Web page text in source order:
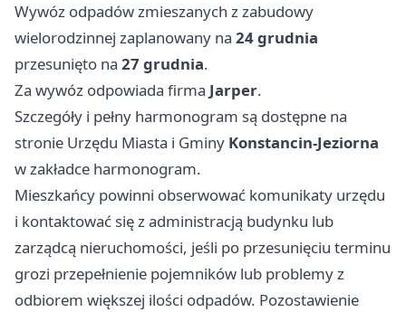
Wywóz odpadów zmieszanych z zabudowy
wielorodzinnej zaplanowany na 24 grudnia
przesunięto na 27 grudnia.
Za wywóz odpowiada firma Jarper.
Szczegóły i pełny harmonogram są dostępne na
stronie Urzędu Miasta i Gminy Konstancin-Jeziorna
w zakładce harmonogram.
Mieszkańcy powinni obserwować komunikaty urzędu
i kontaktować się z administracją budynku lub
zarządcą nieruchomości, jeśli po przesunięciu terminu
grozi przepełnienie pojemników lub problemy z
odbiorem większej ilości odpadów. Pozostawienie